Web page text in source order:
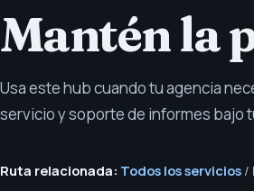
Mantén la
Usa este hub cuando tu agencia
servicio y soporte de informes bajo
Ruta relacionada: Todos los servicios /